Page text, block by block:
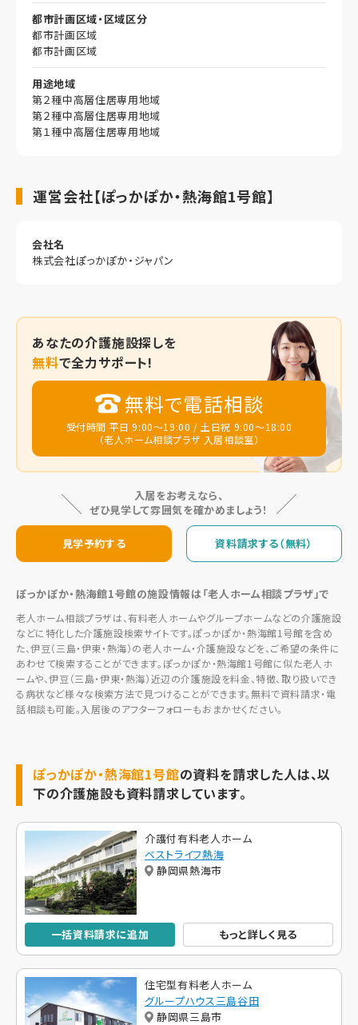
都市計画区域・区域区分
都市計画区域
都市計画区域
用途地域
第２種中高層住居専用地域
第２種中高層住居専用地域
第１種中高層住居専用地域
運営会社【ぽっかぽか・熱海館1号館】
会社名
株式会社ぽっかぽか・ジャパン
あなたの介護施設探しを
無料で全力サポート!
無料で電話相談
受付時間 平日 9:00～19:00 / 土日祝 9:00～18:00
（老人ホーム相談プラザ 入居相談室）
入居をお考えなら、
ぜひ見学して雰囲気を確かめましょう！
見学予約する 資料請求する（無料）
ぽっかぽか・熱海館1号館の施設情報は「老人ホーム相談プラザ」で
老人ホーム相談プラザは、有料老人ホームやグループホームなどの介護施設
などに特化した介護施設検索サイトです。ぽっかぽか・熱海館1号館を含め
た、伊豆（三島・伊東・熱海）の老人ホーム・介護施設などを、ご希望の条件に
あわせて検索することができます。ぽっかぽか・熱海館1号館に似た老人ホ
ームや、伊豆（三島・伊東・熱海）近辺の介護施設を料金、特徴、取り扱いでき
る病状など様々な検索方法で見つけることができます。無料で資料請求・電
話相談も可能。入居後のアフターフォローもおまかせください。
ぽっかぽか・熱海館1号館の資料を請求した人は、以
下の介護施設も資料請求しています。
介護付有料老人ホーム
ベストライフ熱海
静岡県熱海市
一括資料請求に追加 もっと詳しく見る
住宅型有料老人ホーム
グループハウス三島谷田
静岡県三島市